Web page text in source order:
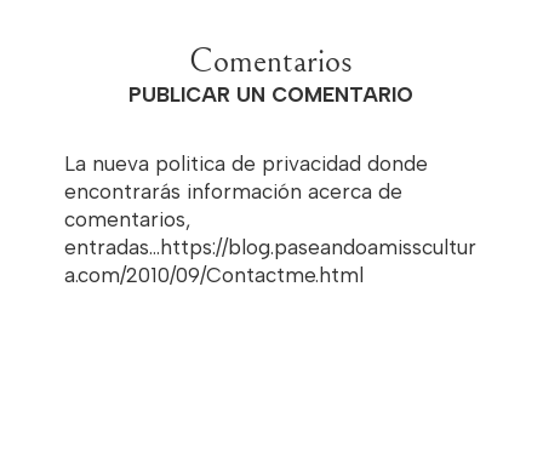
Comentarios
PUBLICAR UN COMENTARIO
La nueva politica de privacidad donde
encontrarás información acerca de
comentarios,
entradas...https://blog.paseandoamisscultur
a.com/2010/09/Contactme.html